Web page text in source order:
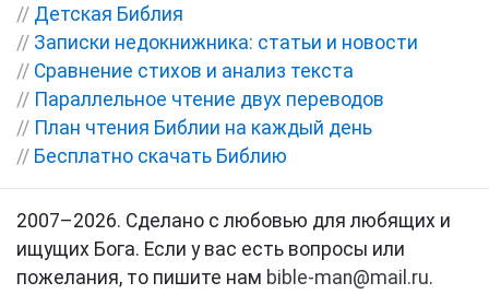
// Детская Библия
// Записки недокнижника: статьи и новости
// Сравнение стихов и анализ текста
// Параллельное чтение двух переводов
// План чтения Библии на каждый день
// Бесплатно скачать Библию
2007–2026. Сделано с любовью для любящих и
ищущих Бога. Если у вас есть вопросы или
пожелания, то пишите нам bible-man@mail.ru.